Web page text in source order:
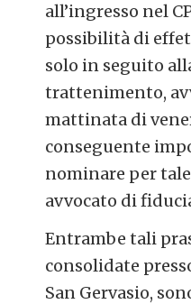
all’ingresso nel
possibilità di
solo in seguito
trattenimento,
mattinata di
conseguente
nominare per
avvocato di
Entrambe tali
consolidate
San Gervasio,